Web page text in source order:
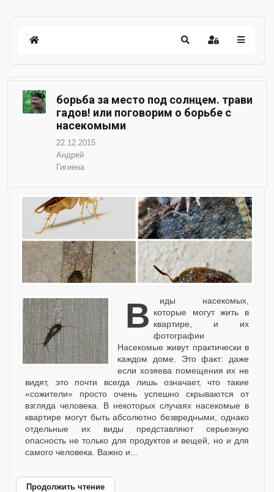
борьба за место под солнцем. трави
гадов! или поговорим о борьбе с
насекомыми
22.12.2015
Андрей
Гигиена
Виды насекомых, которые могут жить в
квартире, и их
фотографии
Насекомые живут практически в
каждом доме. Это факт: даже
если хозяева помещения их не
видят, это почти всегда лишь означает, что такие
«сожители» просто очень успешно скрываются от
взгляда человека. В некоторых случаях насекомые в
квартире могут быть абсолютно безвредными, однако
отдельные их виды представляют серьезную
опасность не только для продуктов и вещей, но и для
самого человека. Важно и...
Продолжить чтение